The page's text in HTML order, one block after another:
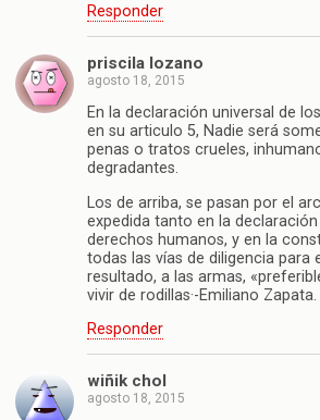
Responder
priscila lozano
agosto 18, 2015
En la declaración universal de
en su articulo 5, Nadie será
penas o tratos crueles,
degradantes.
Los de arriba, se pasan por el
expedida tanto en la declaración
derechos humanos, y en la
todas las vías de diligencia para
resultado, a las armas,
vivir de rodillas·-Emiliano Zapata.
Responder
wiñik chol
agosto 18, 2015